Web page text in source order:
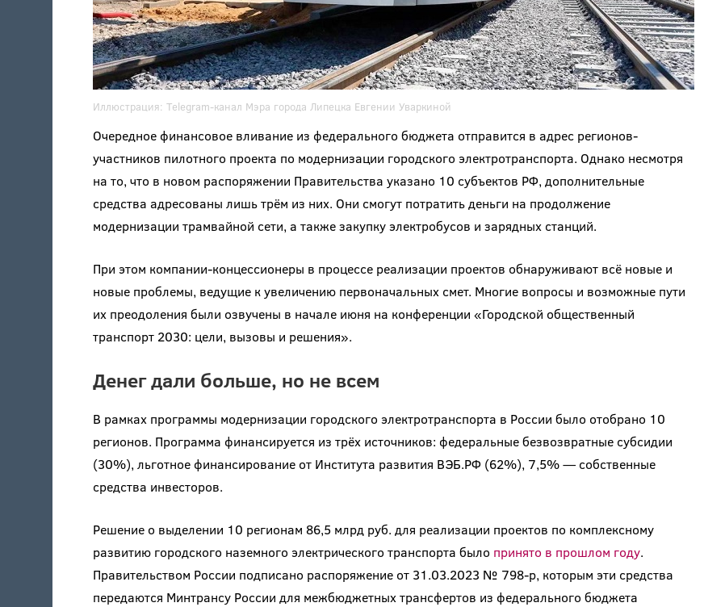
Иллюстрация: Telegram-канал Мэра города Липецка Евгении Уваркиной
Очередное финансовое вливание из федерального бюджета отправится в адрес регионов-
участников пилотного проекта по модернизации городского электротранспорта. Однако несмотря
на то, что в новом распоряжении Правительства указано 10 субъектов РФ, дополнительные
средства адресованы лишь трём из них. Они смогут потратить деньги на продолжение
модернизации трамвайной сети, а также закупку электробусов и зарядных станций.
При этом компании-концессионеры в процессе реализации проектов обнаруживают всё новые и
новые проблемы, ведущие к увеличению первоначальных смет. Многие вопросы и возможные пути
их преодоления были озвучены в начале июня на конференции «Городской общественный
транспорт 2030: цели, вызовы и решения».
Денег дали больше, но не всем
В рамках программы модернизации городского электротранспорта в России было отобрано 10
регионов. Программа финансируется из трёх источников: федеральные безвозвратные субсидии
(30%), льготное финансирование от Института развития ВЭБ.РФ (62%), 7,5% — собственные
средства инвесторов.
Решение о выделении 10 регионам 86,5 млрд руб. для реализации проектов по комплексному
развитию городского наземного электрического транспорта было принято в прошлом году.
Правительством России подписано распоряжение от 31.03.2023 № 798-р, которым эти средства
передаются Минтрансу России для межбюджетных трансфертов из федерального бюджета